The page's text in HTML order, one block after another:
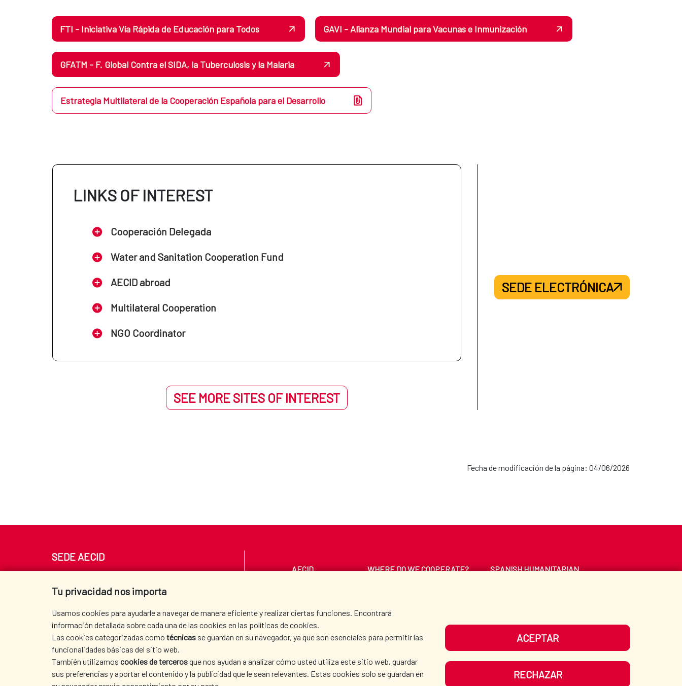
FTI - Iniciativa Vía Rápida de Educación para Todos GAVI - Alianza Mundial para Vacunas e Inmunización
GFATM - F. Global Contra el SIDA, la Tuberculosis y la Malaria
Estrategia Multilateral de la Cooperación Española para el Desarrollo
LINKS OF INTEREST
Cooperación Delegada
Water and Sanitation Cooperation Fund
AECID abroad
Multilateral Cooperation
NGO Coordinator
SEE MORE SITES OF INTEREST
SEDE ELECTRÓNICA
Fecha de modificación de la página: 04/06/2026
Tu privacidad nos importa
Usamos cookies para ayudarle a navegar de manera eficiente y realizar ciertas funciones. Encontrará
información detallada sobre cada una de las cookies en las políticas de cookies.
Las cookies categorizadas como técnicas se guardan en su navegador, ya que son esenciales para permitir las
funcionalidades básicas del sitio web.
También utilizamos cookies de tercerosque nos ayudan a analizar cómo usted utiliza este sitio web, guardar
sus preferencias y aportar el contenido y la publicidad que le sean relevantes. Estas cookies solo se guardan en
ACEPTAR
RECHAZAR
SEDE AECID
Tel. +34 900 20 30 54​​​​​​​
AECID WHERE DO WE COOPERATE?
SPANISH HUMANITARIAN
PRESS ROOM CULTURE AND SCIENCE
OUR SOCIAL MEDIA